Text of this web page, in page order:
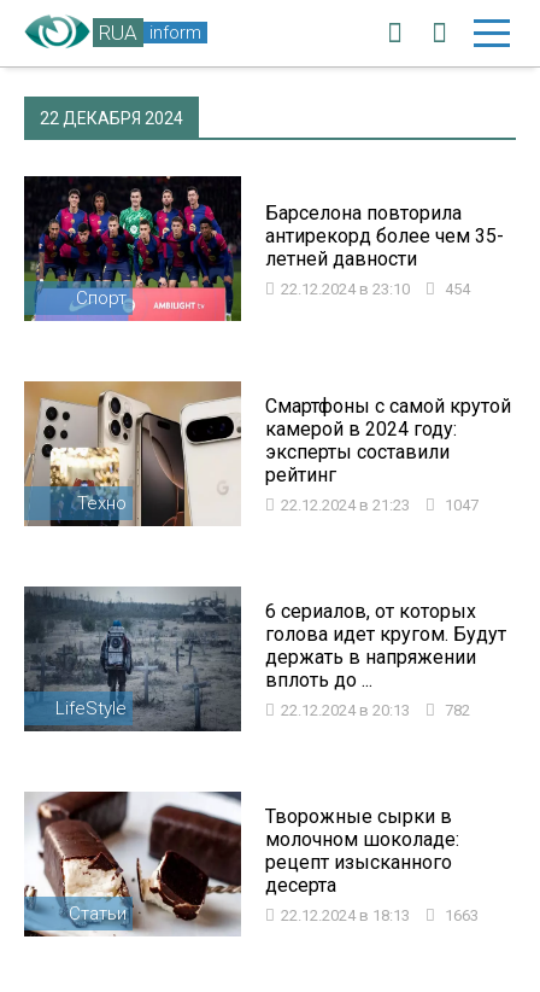
RUA inform
22 ДЕКАБРЯ 2024
Спорт
Барселона повторила
антирекорд более чем 35-
летней давности
22.12.2024 в 23:10 454
Техно
Смартфоны с самой крутой
камерой в 2024 году:
эксперты составили
рейтинг
22.12.2024 в 21:23 1047
LifeStyle
6 сериалов, от которых
голова идет кругом. Будут
держать в напряжении
вплоть до ...
22.12.2024 в 20:13 782
Статьи
Творожные сырки в
молочном шоколаде:
рецепт изысканного
десерта
22.12.2024 в 18:13 1663